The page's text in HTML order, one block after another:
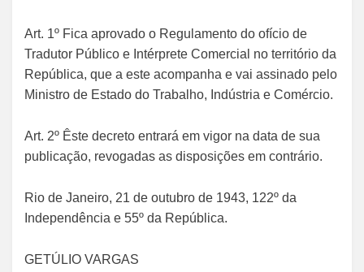
Art. 1º Fica aprovado o Regulamento do ofício de
Tradutor Público e Intérprete Comercial no território da
República, que a este acompanha e vai assinado pelo
Ministro de Estado do Trabalho, Indústria e Comércio.
Art. 2º Êste decreto entrará em vigor na data de sua
publicação, revogadas as disposições em contrário.
Rio de Janeiro, 21 de outubro de 1943, 122º da
Independência e 55º da República.
GETÚLIO VARGAS